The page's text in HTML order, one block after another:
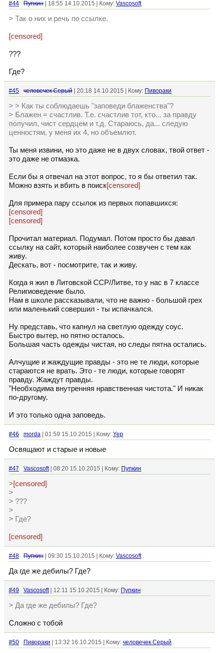
#44 Пупкин | 18:55 14.10.2015 | Кому: Vascosoft
> Так о них и речь по ссылке.
[censored]
???
Где?
#45 человечек Серый | 20:18 14.10.2015 | Кому: Пивораки
> > Как ты соблюдаешь "заповеди блаженства"?
> Блажен = счастлив. Т.е. счастлив тот, кто... за правду
получил, чист сердцем и т.д. Стараюсь, да... следую
ценностям, у меня их 4, но объемлют.
Ты меня извини, но это даже не в двух словах, твой ответ -
это даже не отмазка.
Если бы я отвечал на этот вопрос, то я бы ответил так.
Можно взять и вбить в поиск[censored]
Для примера пару ссылок из первых попавшихся:
[censored]
[censored]
Прочитал материал. Подумал. Потом просто бы давал
ссылку на сайт, который наиболее созвучен с тем как
живу.
Дескать, вот - посмотрите, так и живу.
Когда я жил в Литовской ССР/Литве, то у нас в 7 классе
Религиоведение было.
Нам в школе рассказывали, что не важно - большой грех
или маленький совершил - ты испачкался.
Ну представь, что капнул на светлую одежду соус.
Быстро вытер, но пятно осталось.
Большая часть одежды чистая, но следы пятна остались.
Алчущие и жаждущие правды - это не те люди, которые
стараются не врать. Это - те люди, которые говорят
правду. Жаждут правды.
"Необходима внутренняя нравственная чистота." И никак
по-другому.
И это только одна заповедь.
#46 morda | 01:59 15.10.2015 | Кому: Yep
Освящают и старые и новые
#47 Vascosoft| 08:20 15.10.2015 | Кому: Пупкин
>[censored]
>
> ???
>
> Где?
[censored]
#48 Пупкин | 09:30 15.10.2015 | Кому: Vascosoft
Да где же дебилы? Где?
#49 Vascosoft| 12:11 15.10.2015 | Кому: Пупкин
> Да где же дебилы? Где?
Сложно с тобой
#50 Пивораки | 13:32 16.10.2015 | Кому: человечек Серый